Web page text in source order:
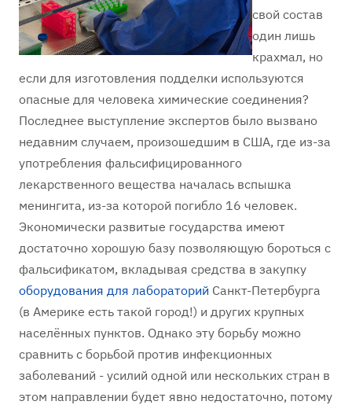
свой состав
один лишь
крахмал, но
если для изготовления подделки используются
опасные для человека химические соединения?
Последнее выступление экспертов было вызвано
недавним случаем, произошедшим в США, где из-за
употребления фальсифицированного
лекарственного вещества началась вспышка
менингита, из-за которой погибло 16 человек.
Экономически развитые государства имеют
достаточно хорошую базу позволяющую бороться с
фальсификатом, вкладывая средства в закупку
оборудования для лабораторий Санкт-Петербурга
(в Америке есть такой город!) и других крупных
населённых пунктов. Однако эту борьбу можно
сравнить с борьбой против инфекционных
заболеваний - усилий одной или нескольких стран в
этом направлении будет явно недостаточно, потому